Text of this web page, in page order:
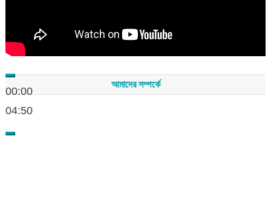
00:00
04:50
আমাদের সম্পর্কে